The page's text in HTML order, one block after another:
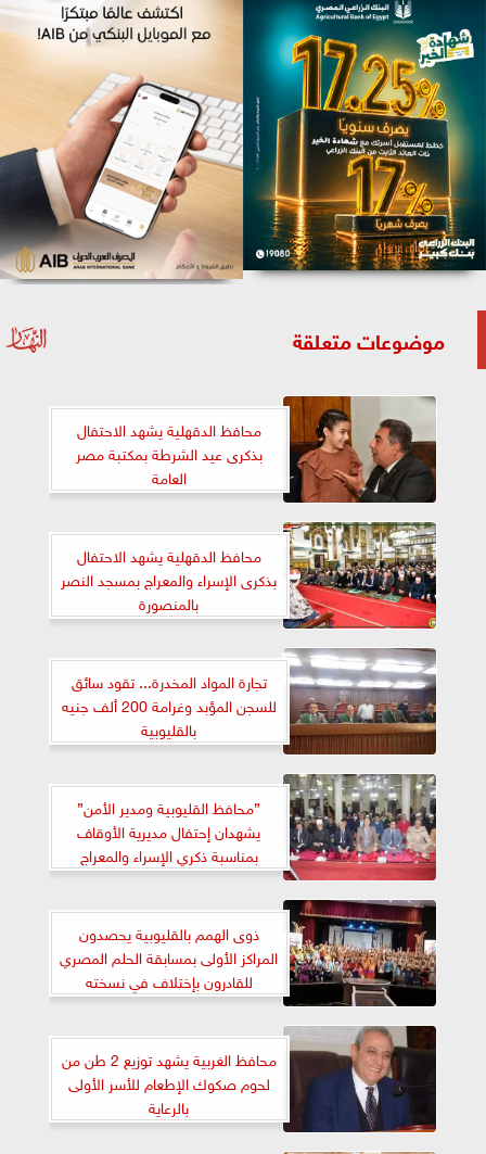
موضوعات متعلقة
محافظ الدقهلية يشهد الاحتفال
بذكرى عيد الشرطة بمكتبة مصر
العامة
محافظ الدقهلية يشهد الاحتفال
بذكرى الإسراء والمعراج بمسجد النصر
بالمنصورة
تجارة المواد المخدرة... تقود سائق
للسجن المؤبد وغرامة 200 ألف جنيه
بالقليوبية
”محافظ القليوبية ومدير الأمن”
يشهدان إحتفال مديرية الأوقاف
بمناسبة ذكري الإسراء والمعراج
بمسجد ناصر ببنها
ذوى الهمم بالقليوبية يحصدون
المراكز الأولى بمسابقة الحلم المصري
للقادرون بإختلاف في نسخته
السادسة
محافظ الغربية يشهد توزيع 2 طن من
لحوم صكوك الإطعام للأسر الأولى
بالرعاية